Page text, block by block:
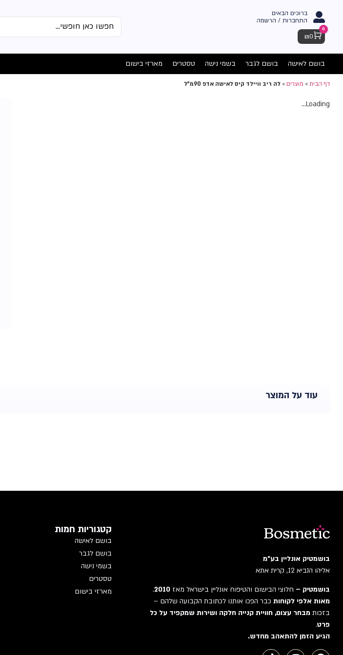
ברוכים הבאים
התחברות / הרשמה
Cart
0
₪0
בושם לאישה בושם לגבר בשמי נישה טסטרים מארזי בישום
דף הבית» מוצרים» לה ריב וויילד קיס לאישה אדפ 90מ"ל
Loading...
עוד על המוצר
בושמטיק אונליין בע"מ
אליהו הנביא 12, קרית אתא
בושמטיק – חלוצי הבישום והטיפוח אונליין בישראל מאז 2010
.
מאות אלפי לקוחות כבר הפכו אותנו לכתובת הקבועה שלהם –
בזכות מבחר עצום, חוויית קנייה חלקה ושירות שמקפיד על כל
פרט.
הגיע הזמן להתאהב מחדש.
קטגוריות חמות
בושם לאישה
בושם לגבר
בשמי נישה
טסטרים
מארזי בישום